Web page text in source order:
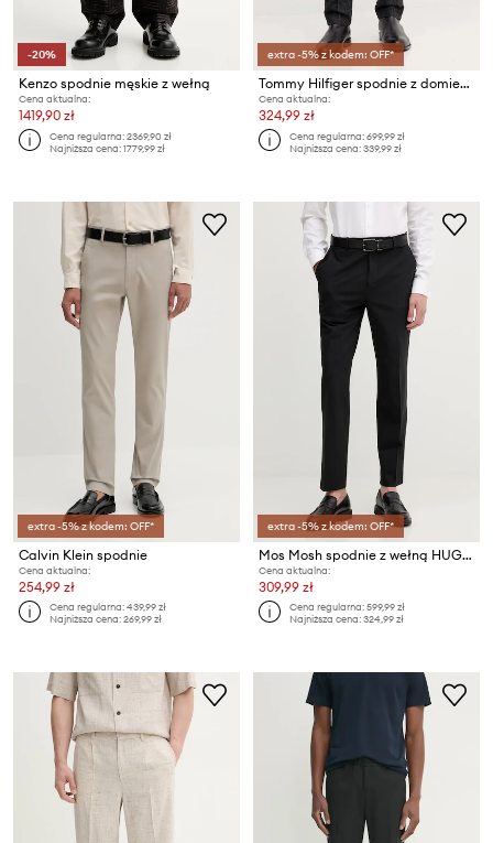
-20%
Kenzo spodnie męskie z wełną
Cena aktualna:
1419,90 zł
Cena regularna:2369,90 zł
Najniższa cena:1779,99 zł
extra -5% z kodem: OFF*
Tommy Hilfiger spodnie z domieszką wełny
Cena aktualna:
324,99 zł
Cena regularna:699,99 zł
Najniższa cena:339,99 zł
extra -5% z kodem: OFF*
Calvin Klein spodnie
Cena aktualna:
254,99 zł
Cena regularna:439,99 zł
Najniższa cena:269,99 zł
extra -5% z kodem: OFF*
Mos Mosh spodnie z wełną HUGH
Cena aktualna:
309,99 zł
Cena regularna:599,99 zł
Najniższa cena:324,99 zł